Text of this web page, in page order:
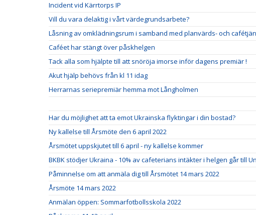
Incident vid Kärrtorps IP
Vill du vara delaktig i vårt värdegrundsarbete?
Låsning av omklädningsrum i samband med planvärds- och
Caféet har stängt över påskhelgen
Tack alla som hjälpte till att snöröja imorse inför dagens premiär !
Akut hjälp behövs från kl 11 idag
Herrarnas seriepremiär hemma mot Långholmen
Har du möjlighet att ta emot Ukrainska flyktingar i din bostad?
Ny kallelse till Årsmöte den 6 april 2022
Årsmötet uppskjutet till 6 april - ny kallelse kommer
BKBK stödjer Ukraina - 10% av cafeterians intäkter i helgen går till
Påminnelse om att anmäla dig till Årsmötet 14 mars 2022
Årsmöte 14 mars 2022
Anmälan öppen: Sommarfotbollsskola 2022